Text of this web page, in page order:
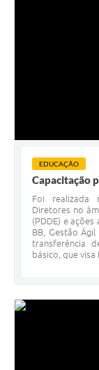
EDUCAÇÃO
Capacitação
Foi realizada
Diretores no
(PDDE) e ações
BB, Gestão
transferência
básico, que visa